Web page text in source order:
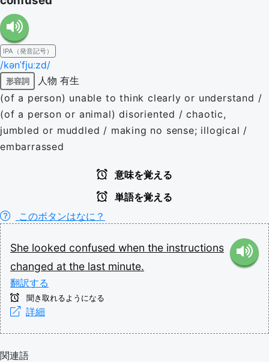
IPA（発音記号）
/kənˈfjuːzd/
形容詞 人物 有生
(of a person) unable to think clearly or understand /
(of a person or animal) disoriented / chaotic,
jumbled or muddled / making no sense; illogical /
embarrassed
意味を覚える
単語を覚える
このボタンはなに？
She looked confused when the instructions
changed at the last minute.
翻訳する
聞き取れるようになる
詳細
関連語